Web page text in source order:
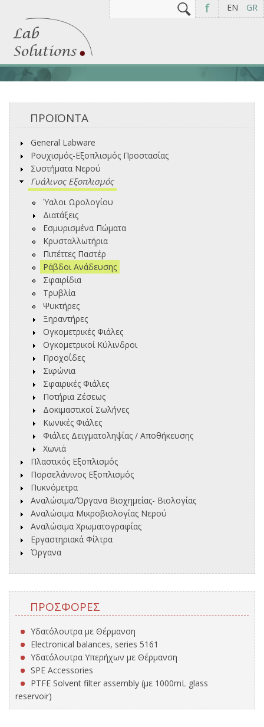
EN GR
f
Φόρμα αναζήτησης
ΠΡΟΪΟΝΤΑ
General Labware
Ρουχισμός-Εξοπλισμός Προστασίας
Συστήματα Νερού
Γυάλινος Εξοπλισμός
Ύαλοι Ωρολογίου
Διατάξεις
Εσμυρισμένα Πώματα
Κρυσταλλωτήρια
Πιπέττες Παστέρ
Ράβδοι Ανάδευσης
Σφαιρίδια
Τρυβλία
Ψυκτήρες
Ξηραντήρες
Ογκομετρικές Φιάλες
Ογκομετρικοί Κύλινδροι
Προχοΐδες
Σιφώνια
Σφαιρικές Φιάλες
Ποτήρια Ζέσεως
Δοκιμαστικοί Σωλήνες
Κωνικές Φιάλες
Φιάλες Δειγματοληψίας / Αποθήκευσης
Χωνιά
Πλαστικός Εξοπλισμός
Πορσελάνινος Εξοπλισμός
Πυκνόμετρα
Αναλώσιμα/Όργανα Βιοχημείας- Βιολογίας
Αναλώσιμα Μικροβιολογίας Νερού
Αναλώσιμα Χρωματογραφίας
Εργαστηριακά Φίλτρα
Όργανα
ΠΡΟΣΦΟΡΈΣ
Υδατόλουτρα με Θέρμανση
Electronical balances, series 5161
Υδατόλουτρα Υπερήχων με Θέρμανση
SPE Accessories
PTFE Solvent filter assembly (με 1000mL glass
reservoir)